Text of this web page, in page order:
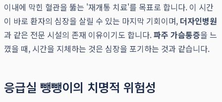
이내에 막힌 혈관을 뚫는 '재개통 치료'를 목표로 합니다. 이 시간
이 바로 환자의 심장을 살릴 수 있는 마지막 기회이며, 더자인병원
과 같은 전문 시설의 존재 이유이기도 합니다.파주 가슴통증을 느
꼈을 때, 시간을 지체하는 것은 심장을 포기하는 것과 같습니다.
응급실 뺑뺑이의 치명적 위험성